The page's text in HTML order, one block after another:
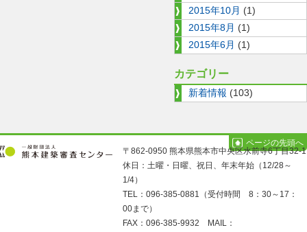
2015年10月 (1)
2015年8月 (1)
2015年6月 (1)
カテゴリー
新着情報 (103)
ページの先頭へ
〒862-0950 熊本県熊本市中央区水前寺6丁目32-1
休日：土曜・日曜、祝日、年末年始（12/28～
1/4）
TEL：096-385-0881（受付時間 8：30～17：
00まで）
FAX：096-385-9932 MAIL：